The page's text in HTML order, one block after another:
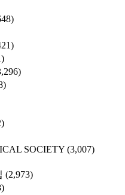
SOCIETY (3,007)
(2,973)